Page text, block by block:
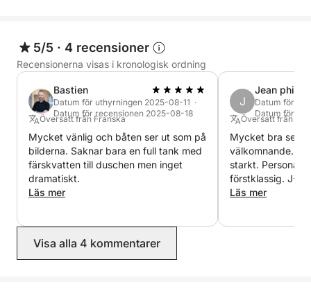
En personlig och säker upplevelse:
För dig som vill förlänga njutningen med
kvällsutflykter är båten utrustad med
undervattensbelysning, vilket skapar en magisk
atmosfär.
För hyresförfrågningar för längre perioder eller för
personliga råd om din seglingsrutt, vänligen
kontakta mig via privata meddelanden på Click and
Boat-plattformen. Jag hjälper dig gärna att
Vi ses snart ombord!
5/5 · 4 recensioner
Recensionerna visas i kronologisk ordning
Bastien
Datum för uthyrningen 2025-08-11 ·
Datum för recensionen 2025-08-18
Översatt från Franska
Mycket vänlig och båten ser ut som på
bilderna. Saknar bara en full tank med
färskvatten till duschen men inget
dramatiskt.
Läs mer
J
Jean
Datum för
Datum för
Översatt från
Mycket bra
välkomnande.
starkt.
Läs mer
Visa alla 4 kommentarer